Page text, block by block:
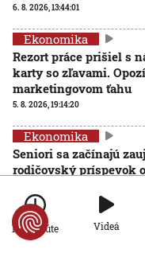
6. 8. 2026, 13:44:01
Ekonomika
Rezort práce prišiel s
karty so zľavami.
marketingovom ťahu
5. 8. 2026, 19:14:20
Ekonomika
Seniori sa začínajú
rodičovský príspevok
informácie nedajú
5. 8. 2026, 19:08:24
Po minúte Videá